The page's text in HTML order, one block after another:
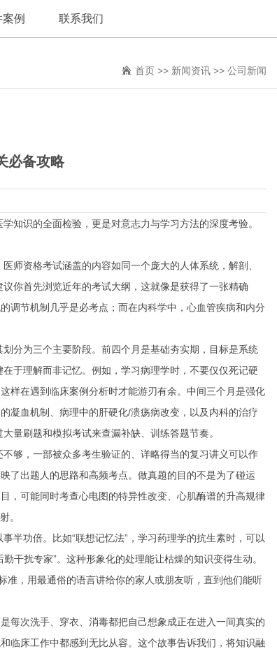
例 联系我们
首页 >> 新闻资讯 >> 公司新闻
必备攻略
知识的全面检验，更是对意志力与学习方法的深度考验。
师资格考试涵盖的内容如同一个庞大的人体系统，解剖、
你首先浏览近年的考试大纲，这就像是获得了一张精确
调节机制几乎是必考点；而在内科学中，心血管疾病和内分
分为三个主要阶段。前四个月是基础夯实期，目标是系统
于理解而非记忆。例如，学习病理学时，不要仅仅死记硬
样在遇到临床案例分析时才能游刃有余。中间三个月是强化
凝血机制、病理中的肝硬化/溃疡病改变，以及内科的治疗
量刷题和模拟考试来查漏补缺、训练答题节奏。
够，一部被众多考生验证的、详略得当的复习讲义可以作
了出题人的思路和高频考点。做真题的目的不是为了碰运
，可能同时考查心电图的特异性改变、心肌酶谱的升高规律
。
半功倍。比如“联想记忆法”，学习药理学的抗生素时，可以
干扰专家”。这种形象化的处理能让枯燥的知识变得生动。
准，用最通俗的语言讲给你的家人或朋友听，直到他们能听
每次洗手、穿衣、消毒都把自己想象成正在进入一间真实的
临床工作中都感到无比从容。这个故事告诉我们，将知识融